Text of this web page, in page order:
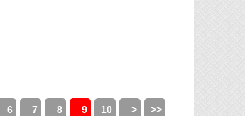
6 7 8 9 10 > >>